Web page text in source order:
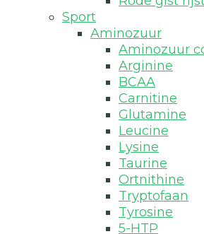
Sport
Aminozuur
Aminozuur
Arginine
BCAA
Carnitine
Glutamine
Leucine
Lysine
Taurine
Ortnithine
Tryptofaan
Tyrosine
5-HTP